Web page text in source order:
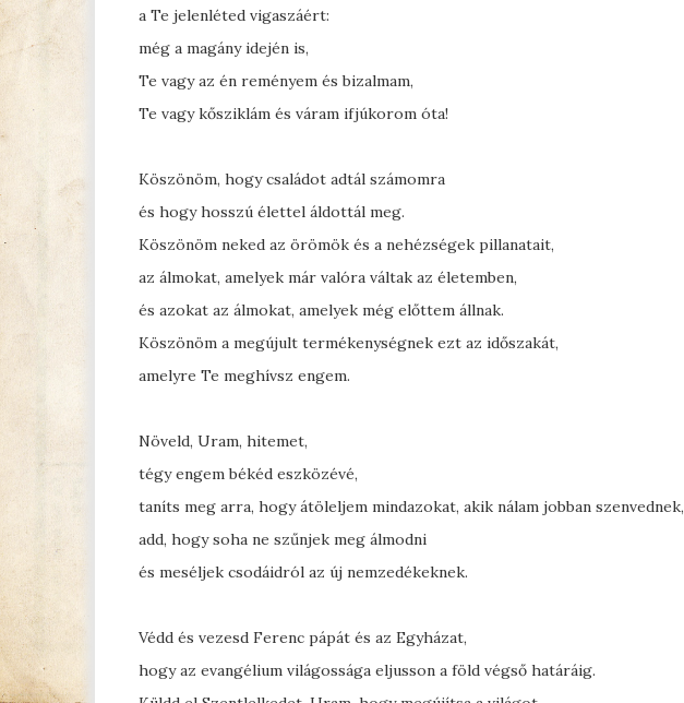
a Te jelenléted vigaszáért:
még a magány idején is,
Te vagy az én reményem és bizalmam,
Te vagy kősziklám és váram ifjúkorom óta!
Köszönöm, hogy családot adtál számomra
és hogy hosszú élettel áldottál meg.
Köszönöm neked az örömök és a nehézségek pillanatait,
az álmokat, amelyek már valóra váltak az életemben,
és azokat az álmokat, amelyek még előttem állnak.
Köszönöm a megújult termékenységnek ezt az időszakát,
amelyre Te meghívsz engem.
Növeld, Uram, hitemet,
tégy engem békéd eszközévé,
taníts meg arra, hogy átöleljem mindazokat, akik nálam jobban szenvednek,
add, hogy soha ne szűnjek meg álmodni
és meséljek csodáidról az új nemzedékeknek.
Védd és vezesd Ferenc pápát és az Egyházat,
hogy az evangélium világossága eljusson a föld végső határáig.